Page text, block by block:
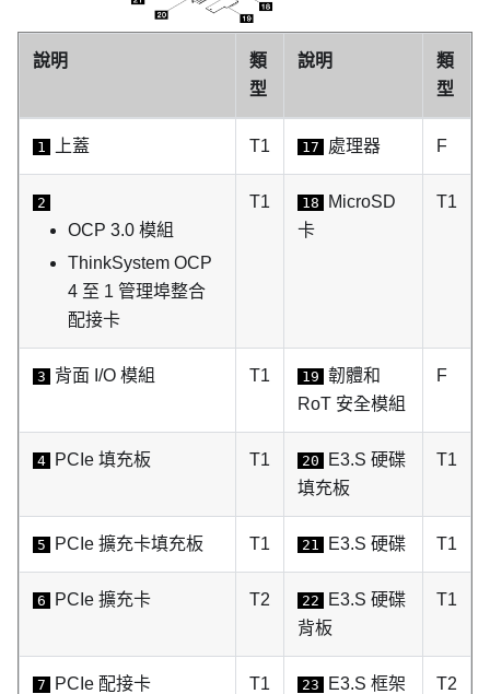
說明
類
型
說明
類
型
1 上蓋 T1 17 處理器 F
2
OCP 3.0 模組
ThinkSystem OCP
4 至 1 管理埠整合
配接卡
T1 18
MicroSD
卡
T1
3 背面 I/O 模組 T1 19 韌體和
RoT 安全模組
F
4 PCIe 填充板 T1 20
E3.S 硬碟
填充板
T1
5 PCIe 擴充卡填充板 T1 21 E3.S 硬碟 T1
6 PCIe 擴充卡 T2 22
E3.S 硬碟
背板
T1
7 PCIe 配接卡 T1 23 E3.S 框架 T2